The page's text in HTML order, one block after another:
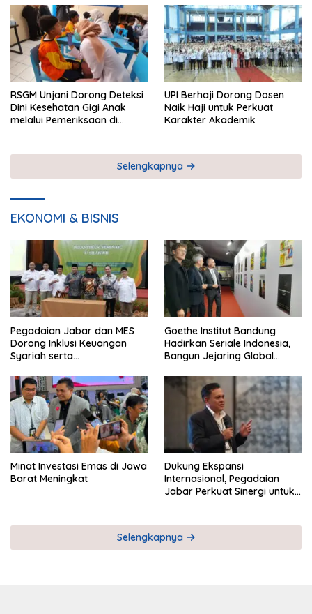
RSGM Unjani Dorong Deteksi
Dini Kesehatan Gigi Anak
melalui Pemeriksaan di
UPI Berhaji Dorong Dosen
Naik Haji untuk Perkuat
Karakter Akademik
Selengkapnya
EKONOMI & BISNIS
Pegadaian Jabar dan MES
Dorong Inklusi Keuangan
Syariah serta
Goethe Institut Bandung
Hadirkan Seriale Indonesia,
Bangun Jejaring Global
Minat Investasi Emas di Jawa
Barat Meningkat
Dukung Ekspansi
Internasional, Pegadaian
Jabar Perkuat Sinergi untuk
Selengkapnya